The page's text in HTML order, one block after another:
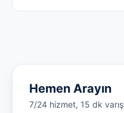
Hemen Arayın
7/24 hizmet, 15 dk varış